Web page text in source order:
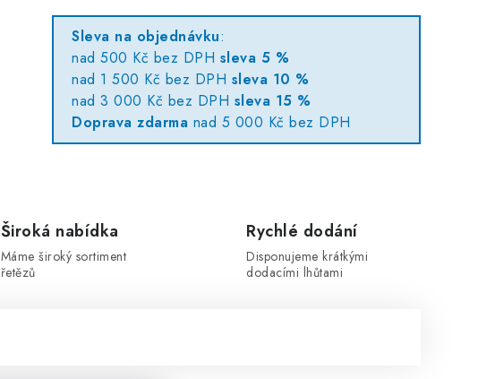
Sleva na objednávku:
nad 500 Kč bez DPH sleva 5 %
nad 1 500 Kč bez DPH sleva 10 %
nad 3 000 Kč bez DPH sleva 15 %
Doprava zdarma nad 5 000 Kč bez DPH
Široká nabídka
Máme široký sortiment
řetězů
Rychlé dodání
Disponujeme krátkými
dodacími lhůtami